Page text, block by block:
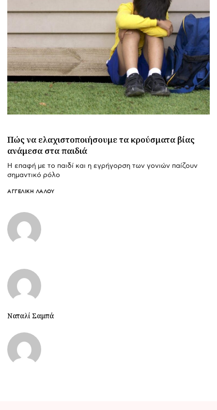
Πώς να ελαχιστοποιήσουμε τα κρούσματα βίας
ανάμεσα στα παιδιά
Η επαφή με το παιδί και η εγρήγορση των γονιών παίζουν
σημαντικό ρόλο
ΑΓΓΕΛΙΚΉ ΛΆΛΟΥ
Ναταλί Σαμπά